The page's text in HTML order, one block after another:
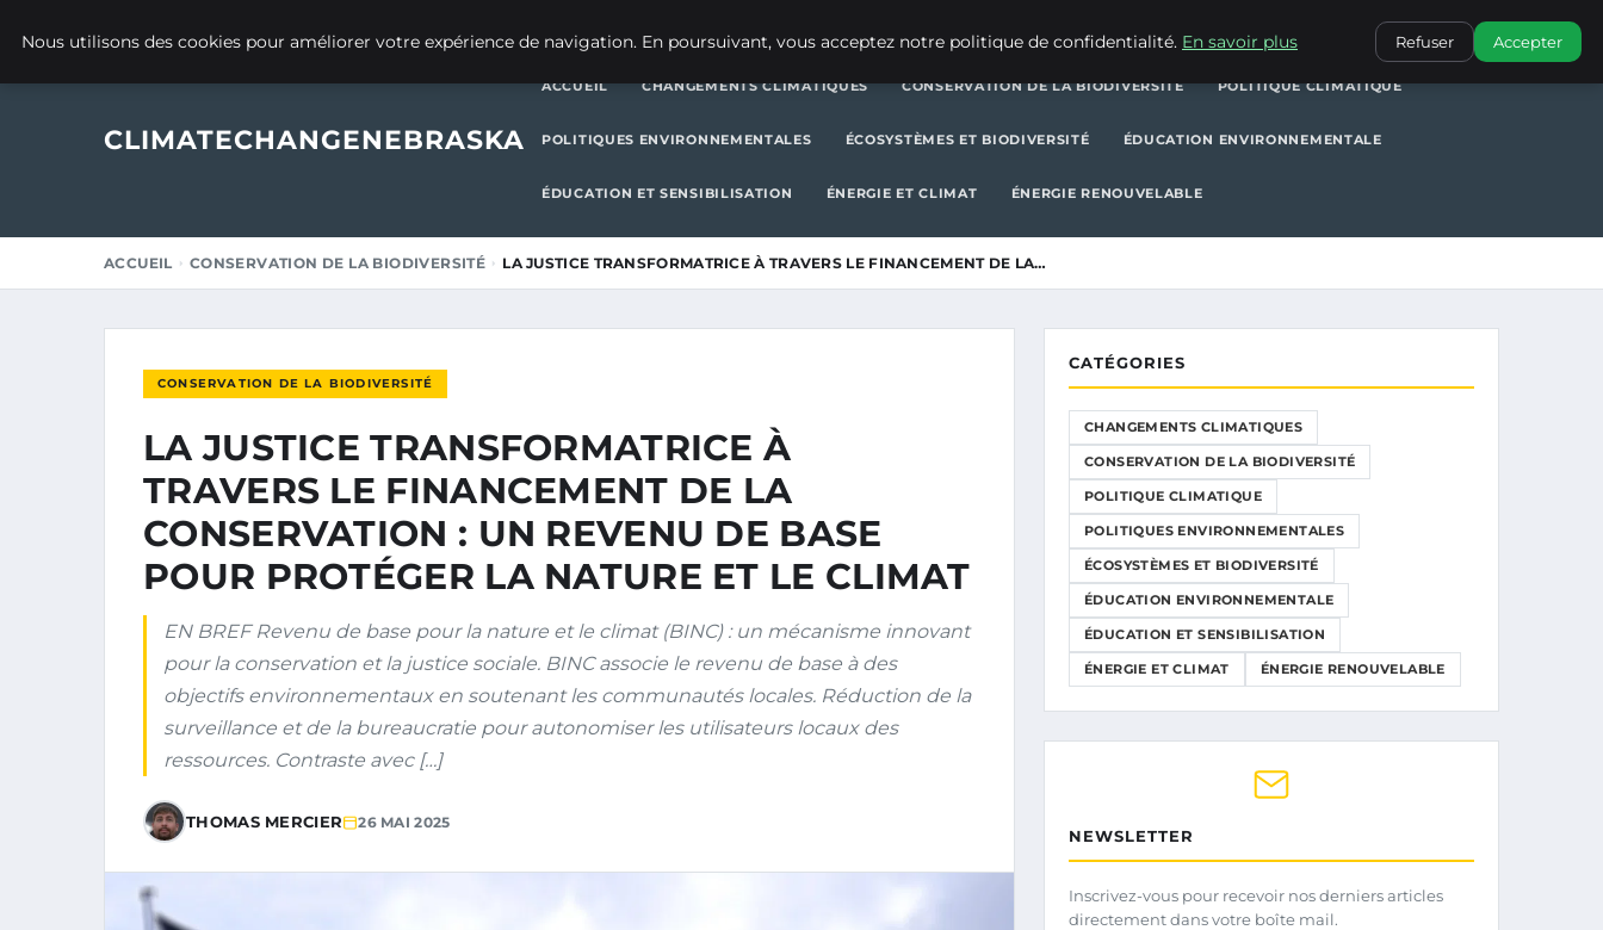
POLITIQUES ENVIRONNEMENTALES
CLIMATECHANGENEBRASKA
ACCUEIL CHANGEMENTS CLIMATIQUES CONSERVATION DE LA BIODIVERSITÉ POLITIQUE CLIMATIQUE
POLITIQUES ENVIRONNEMENTALES ÉCOSYSTÈMES ET BIODIVERSITÉ ÉDUCATION ENVIRONNEMENTALE
ÉDUCATION ET SENSIBILISATION ÉNERGIE ET CLIMAT ÉNERGIE RENOUVELABLE
ACCUEIL CONSERVATION DE LA BIODIVERSITÉ LA JUSTICE TRANSFORMATRICE À TRAVERS LE FINANCEMENT DE LA…
CONSERVATION DE LA BIODIVERSITÉ
LA JUSTICE TRANSFORMATRICE À
TRAVERS LE FINANCEMENT DE LA
CONSERVATION : UN REVENU DE BASE
POUR PROTÉGER LA NATURE ET LE CLIMAT
EN BREF Revenu de base pour la nature et le climat (BINC) : un mécanisme innovant
pour la conservation et la justice sociale. BINC associe le revenu de base à des
objectifs environnementaux en soutenant les communautés locales. Réduction de la
surveillance et de la bureaucratie pour autonomiser les utilisateurs locaux des
ressources. Contraste avec […]
THOMAS MERCIER 26 MAI 2025
CATÉGORIES
CHANGEMENTS CLIMATIQUES
CONSERVATION DE LA BIODIVERSITÉ
POLITIQUE CLIMATIQUE
POLITIQUES ENVIRONNEMENTALES
ÉCOSYSTÈMES ET BIODIVERSITÉ
ÉDUCATION ENVIRONNEMENTALE
ÉDUCATION ET SENSIBILISATION
ÉNERGIE ET CLIMAT ÉNERGIE RENOUVELABLE
NEWSLETTER
Inscrivez-vous pour recevoir nos derniers articles
directement dans votre boîte mail.
Nous utilisons des cookies pour améliorer votre expérience de navigation. En poursuivant, vous acceptez notre politique de confidentialité. En savoir plus Refuser Accepter